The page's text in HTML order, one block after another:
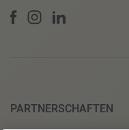
PARTNERSCHAFTEN